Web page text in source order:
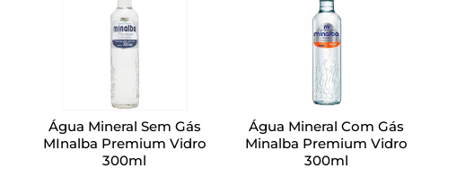
Água Mineral Sem Gás
MInalba Premium Vidro
300ml
Água Mineral Com Gás
Minalba Premium Vidro
300ml